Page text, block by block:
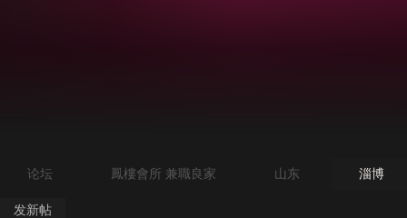
论坛 鳳樓會所 兼職良家 山东 淄博
发新帖